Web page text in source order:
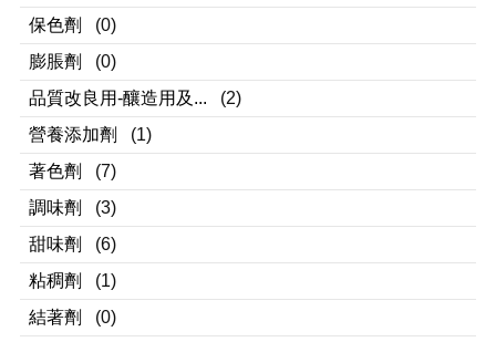
保色劑
(0)
膨脹劑
(0)
品質改良用-釀造用及...
(2)
營養添加劑
(1)
著色劑
(7)
調味劑
(3)
甜味劑
(6)
粘稠劑
(1)
結著劑
(0)